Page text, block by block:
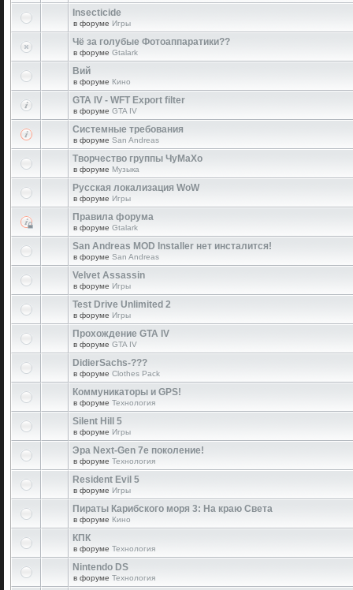
Insecticide
в форуме Игры
Чё за голубые Фотоаппаратики??
в форуме Gtalark
Вий
в форуме Кино
GTA IV - WFT Export filter
в форуме GTA IV
Системные требования
в форуме San Andreas
Творчество группы ЧуМаХо
в форуме Музыка
Русская локализация WoW
в форуме Игры
Правила форума
в форуме Gtalark
San Andreas MOD Installer нет инсталится!
в форуме San Andreas
Velvet Assassin
в форуме Игры
Test Drive Unlimited 2
в форуме Игры
Прохождение GTA IV
в форуме GTA IV
DidierSachs-???
в форуме Clothes Pack
Коммуникаторы и GPS!
в форуме Технология
Silent Hill 5
в форуме Игры
Эра Next-Gen 7е поколение!
в форуме Технология
Resident Evil 5
в форуме Игры
Пираты Карибского моря 3: На краю Света
в форуме Кино
КПК
в форуме Технология
Nintendo DS
в форуме Технология